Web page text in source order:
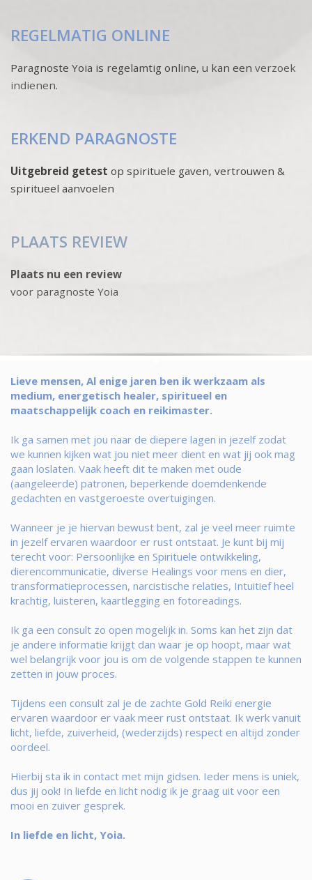
REGELMATIG ONLINE
Paragnoste Yoia is regelamtig online, u kan een verzoek
indienen.
ERKEND PARAGNOSTE
Uitgebreid getest op spirituele gaven, vertrouwen &
spiritueel aanvoelen
PLAATS REVIEW
Plaats nu een review
voor paragnoste Yoia
Lieve mensen, Al enige jaren ben ik werkzaam als
medium, energetisch healer, spiritueel en
maatschappelijk coach en reikimaster.
Ik ga samen met jou naar de diepere lagen in jezelf zodat
we kunnen kijken wat jou niet meer dient en wat jij ook mag
gaan loslaten. Vaak heeft dit te maken met oude
(aangeleerde) patronen, beperkende doemdenkende
gedachten en vastgeroeste overtuigingen.
Wanneer je je hiervan bewust bent, zal je veel meer ruimte
in jezelf ervaren waardoor er rust ontstaat. Je kunt bij mij
terecht voor: Persoonlijke en Spirituele ontwikkeling,
dierencommunicatie, diverse Healings voor mens en dier,
transformatieprocessen, narcistische relaties, Intuitief heel
krachtig, luisteren, kaartlegging en fotoreadings.
Ik ga een consult zo open mogelijk in. Soms kan het zijn dat
je andere informatie krijgt dan waar je op hoopt, maar wat
wel belangrijk voor jou is om de volgende stappen te kunnen
zetten in jouw proces.
Tijdens een consult zal je de zachte Gold Reiki energie
ervaren waardoor er vaak meer rust ontstaat. Ik werk vanuit
licht, liefde, zuiverheid, (wederzijds) respect en altijd zonder
oordeel.
Hierbij sta ik in contact met mijn gidsen. Ieder mens is uniek,
dus jij ook! In liefde en licht nodig ik je graag uit voor een
mooi en zuiver gesprek.
In liefde en licht, Yoia.